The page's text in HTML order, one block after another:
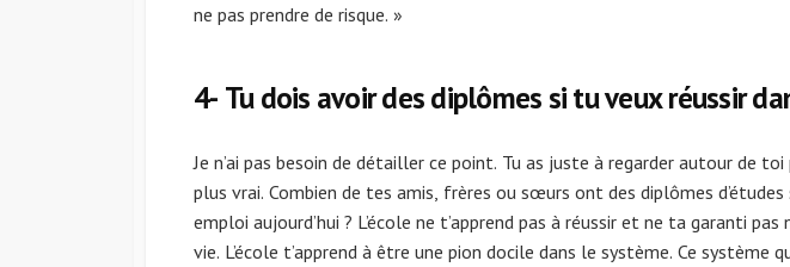
ne pas prendre de risque. »
4- Tu dois avoir des diplômes si tu veux réussir
Je n’ai pas besoin de détailler ce point. Tu as juste à regarder autour de toi
plus vrai. Combien de tes amis, frères ou sœurs ont des diplômes
emploi aujourd’hui ? L’école ne t’apprend pas à réussir et ne ta garanti
vie. L’école t’apprend à être une pion docile dans le système. Ce système